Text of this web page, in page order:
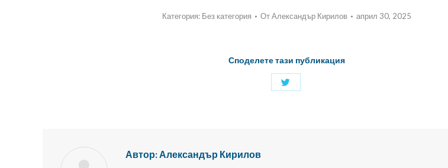
Категория: Без категория ОтАлександър Кирилов април 30, 2025
Споделете тази публикация
Автор:Александър Кирилов